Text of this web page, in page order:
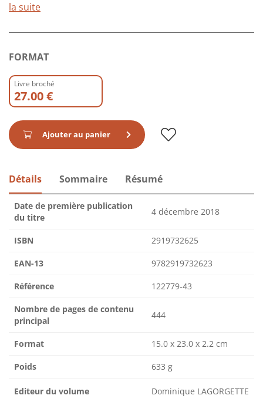
la suite
FORMAT
Livre broché
27.00 €
Ajouter au panier
Détails Sommaire Résumé
Date de première publication
du titre
4 décembre 2018
ISBN 2919732625
EAN-13 9782919732623
Référence 122779-43
Nombre de pages de contenu
principal
444
Format 15.0 x 23.0 x 2.2 cm
Poids 633 g
Editeur du volume Dominique LAGORGETTE